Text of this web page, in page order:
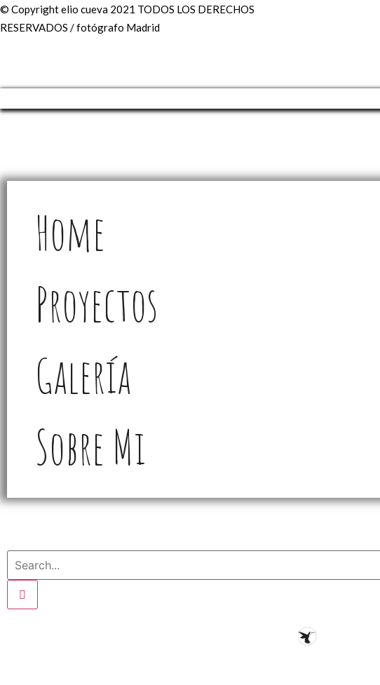
© Copyright elio cueva 2021 TODOS LOS DERECHOS
RESERVADOS / fotógrafo Madrid
Home
Proyectos
Galería
Sobre Mi